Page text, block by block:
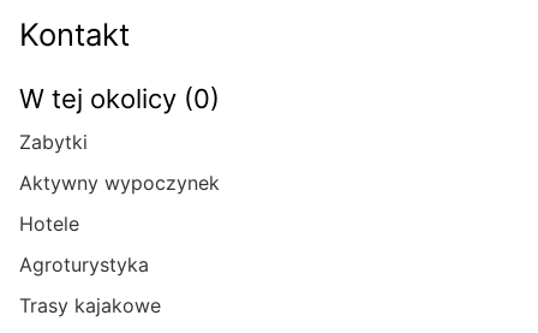
Kontakt
W tej okolicy (0)
Zabytki
Aktywny wypoczynek
Hotele
Agroturystyka
Trasy kajakowe